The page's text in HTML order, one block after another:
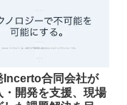
Incerto合同会社が
・開発を支援、現場